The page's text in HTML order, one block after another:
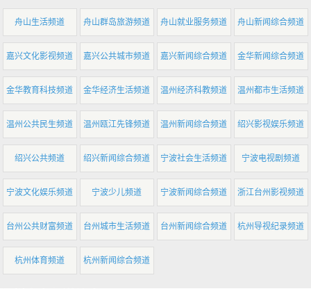
舟山生活频道 舟山群岛旅游频道 舟山就业服务频道 舟山新闻综合频道
嘉兴文化影视频道 嘉兴公共城市频道 嘉兴新闻综合频道 金华新闻综合频道
金华教育科技频道 金华经济生活频道 温州经济科教频道 温州都市生活频道
温州公共民生频道 温州瓯江先锋频道 温州新闻综合频道 绍兴影视娱乐频道
绍兴公共频道 绍兴新闻综合频道 宁波社会生活频道 宁波电视剧频道
宁波文化娱乐频道 宁波少儿频道 宁波新闻综合频道 浙江台州影视频道
台州公共财富频道 台州城市生活频道 台州新闻综合频道 杭州导视纪录频道
杭州体育频道 杭州新闻综合频道